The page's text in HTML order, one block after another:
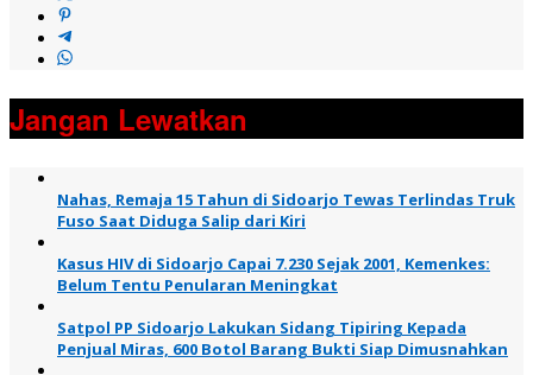
Jangan Lewatkan
Nahas, Remaja 15 Tahun di Sidoarjo Tewas Terlindas Truk
Fuso Saat Diduga Salip dari Kiri
Kasus HIV di Sidoarjo Capai 7.230 Sejak 2001, Kemenkes:
Belum Tentu Penularan Meningkat
Satpol PP Sidoarjo Lakukan Sidang Tipiring Kepada
Penjual Miras, 600 Botol Barang Bukti Siap Dimusnahkan